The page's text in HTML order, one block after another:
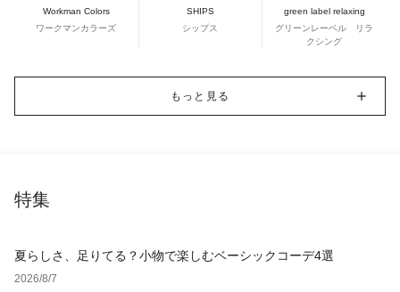
Workman Colors
ワークマンカラーズ
SHIPS
シップス
green label relaxing
グリーンレーベル リラ
クシング
もっと見る
特集
夏らしさ、足りてる？小物で楽しむベーシックコーデ4選
2026/8/7